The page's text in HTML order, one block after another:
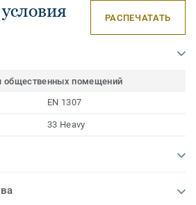
РАСПЕЧАТАТЬ
общественных помещений
EN 1307
33 Heavy